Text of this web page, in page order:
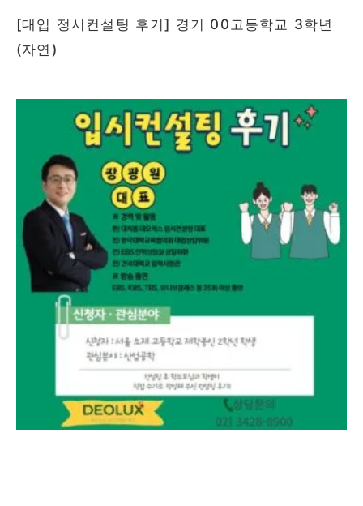
[대입 정시컨설팅 후기] 경기 00고등학교 3학년
(자연)